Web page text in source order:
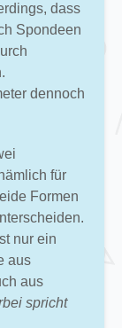
dass
Spondeen
dennoch
für
Formen
nur ein
aus
aus
spricht